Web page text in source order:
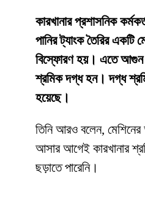
কারখানার প্রশাসনিক
পানির ট্যাংক তৈরির
বিস্ফোরণ হয়। এতে আগুন
শ্রমিক দগ্ধ হন। দগ্ধ
হয়েছে।
তিনি আরও বলেন, মেশিনের
আসার আগেই কারখানার
ছড়াতে পারেনি।